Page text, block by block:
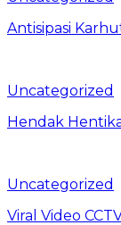
Antisipasi
Uncategorized
Hendak
Uncategorized
Viral Video